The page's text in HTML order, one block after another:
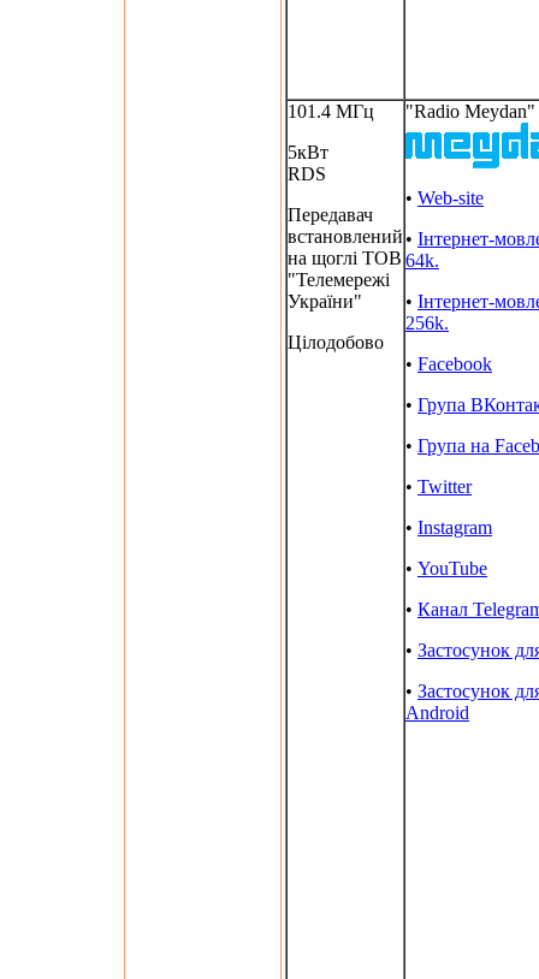
101.4 МГц
5кВт
RDS
Передавач
встановлений
на щоглі ТОВ
"Телемережі
України"
Цілодобово
"Radio Meydan"
• Web-site
• Інтернет-
64k.
• Інтернет-
256k.
• Facebook
• Група
• Група на
• Twitter
• Instagram
• YouTube
• Канал
• Застосунок
• Застосунок
Android